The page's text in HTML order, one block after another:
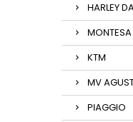
HARLEY
MONTESA
KTM
MV
PIAGGIO